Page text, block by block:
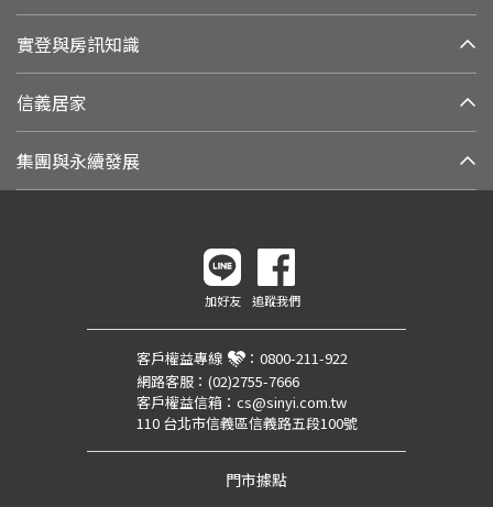
實登與房訊知識
信義居家
集團與永續發展
加好友 追蹤我們
客戶權益專線 ： 0800-211-922
網路客服： (02)2755-7666
客戶權益信箱： cs@sinyi.com.tw
110 台北市信義區信義路五段100號
門市據點